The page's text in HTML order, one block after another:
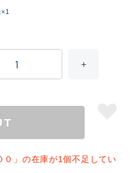
０」の在庫が1個不足してい